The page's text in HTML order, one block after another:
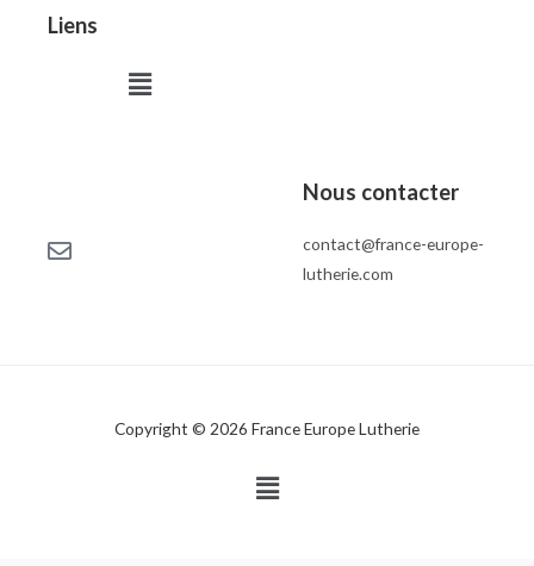
Liens
Menu
Nous contacter
contact@france-europe-
lutherie.com
Copyright © 2026 France Europe Lutherie
Menu